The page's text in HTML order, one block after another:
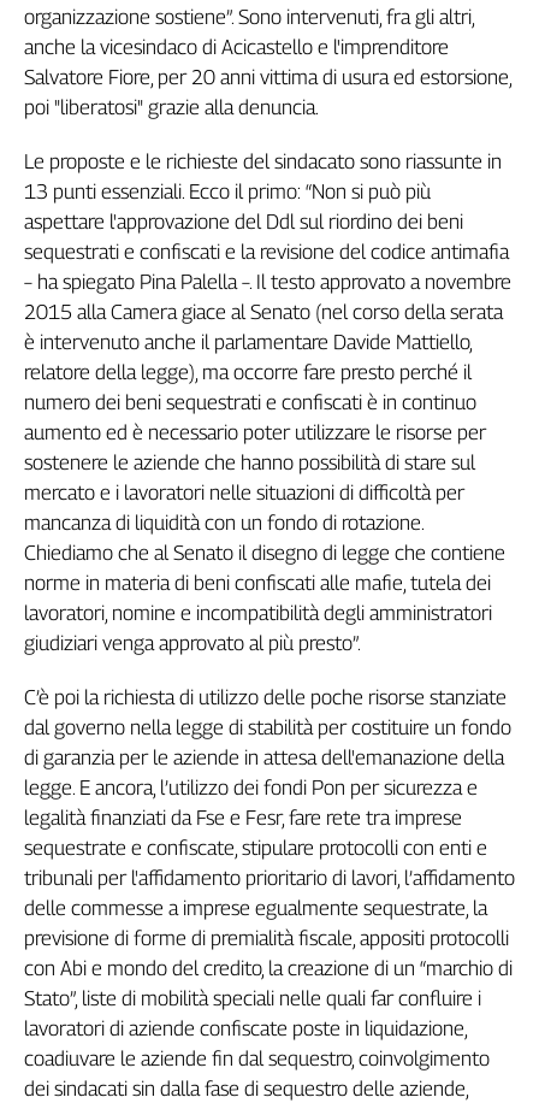
Liguria
Lombardia
Marche
Puglia
Sardegna
Sicilia
Toscana
Trentino
Umbria
Valle
D'Aosta
Veneto
Archivio
1955-
2014
Cerca
La
redazione
Newsletter
Social
organizzazione sostiene”. Sono intervenuti, fra gli altri,
anche la vicesindaco di Acicastello e l'imprenditore
Salvatore Fiore, per 20 anni vittima di usura ed estorsione,
poi "liberatosi" grazie alla denuncia.
Le proposte e le richieste del sindacato sono riassunte in
13 punti essenziali. Ecco il primo: “Non si può più
aspettare l'approvazione del Ddl sul riordino dei beni
sequestrati e confiscati e la revisione del codice antimafia
– ha spiegato Pina Palella –. Il testo approvato a novembre
2015 alla Camera giace al Senato (nel corso della serata
è intervenuto anche il parlamentare Davide Mattiello,
relatore della legge), ma occorre fare presto perché il
numero dei beni sequestrati e confiscati è in continuo
aumento ed è necessario poter utilizzare le risorse per
sostenere le aziende che hanno possibilità di stare sul
mercato e i lavoratori nelle situazioni di difficoltà per
mancanza di liquidità con un fondo di rotazione.
Chiediamo che al Senato il disegno di legge che contiene
norme in materia di beni confiscati alle mafie, tutela dei
lavoratori, nomine e incompatibilità degli amministratori
giudiziari venga approvato al più presto”.
C’è poi la richiesta di utilizzo delle poche risorse stanziate
dal governo nella legge di stabilità per costituire un fondo
di garanzia per le aziende in attesa dell'emanazione della
legge. E ancora, l’utilizzo dei fondi Pon per sicurezza e
legalità finanziati da Fse e Fesr, fare rete tra imprese
sequestrate e confiscate, stipulare protocolli con enti e
tribunali per l'affidamento prioritario di lavori, l’affidamento
delle commesse a imprese egualmente sequestrate, la
previsione di forme di premialità fiscale, appositi protocolli
con Abi e mondo del credito, la creazione di un “marchio di
Stato”, liste di mobilità speciali nelle quali far confluire i
lavoratori di aziende confiscate poste in liquidazione,
coadiuvare le aziende fin dal sequestro, coinvolgimento
dei sindacati sin dalla fase di sequestro delle aziende,